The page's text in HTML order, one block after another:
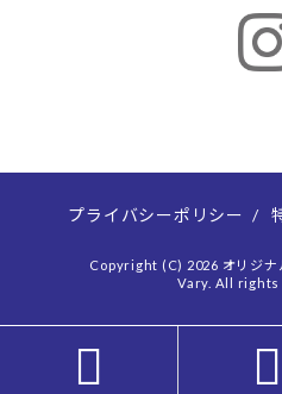
プライバシーポリシー /
Copyright (C) 2026 オリジナ
Vary. All
 